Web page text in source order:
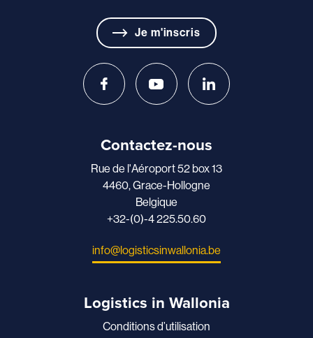
Je m'inscris
Contactez-nous
Rue de l'Aéroport 52 box 13
4460, Grace-Hollogne
Belgique
+32-(0)-4 225.50.60
info@logisticsinwallonia.be
Logistics in Wallonia
Conditions d’utilisation